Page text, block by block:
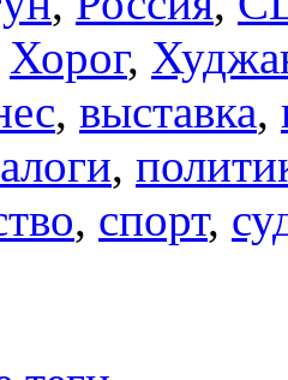
Хорог,
, выставка,
,
, спорт,